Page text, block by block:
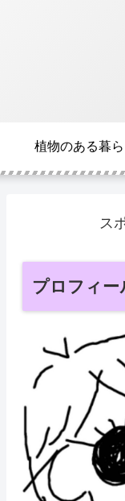
植物のある暮
ス
プロフィー